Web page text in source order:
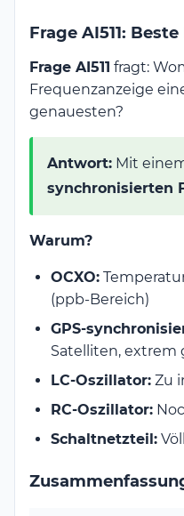
Frage AI511:
Frage AI511 fragt:
Frequenzanzeige
genauesten?
Antwort: Mit
synchronisierten
Warum?
OCXO:
(ppb-Bereich)
GPS-
Satelliten, extrem
LC-Oszillator: Zu
RC-Oszillator:
Schaltnetzteil: